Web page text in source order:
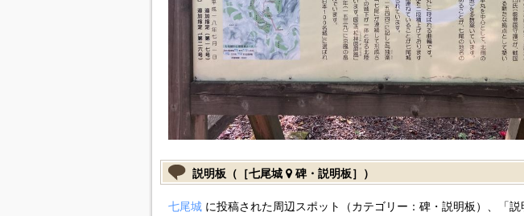
説明板（［七尾城 碑・説明板］）
七尾城に投稿された周辺スポット（カテゴリー：碑・説明板）、「説